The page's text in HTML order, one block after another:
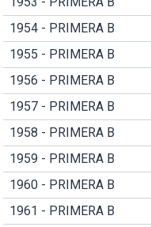
1954 - PRIMERA B
1955 - PRIMERA B
1956 - PRIMERA B
1957 - PRIMERA B
1958 - PRIMERA B
1959 - PRIMERA B
1960 - PRIMERA B
1961 - PRIMERA B